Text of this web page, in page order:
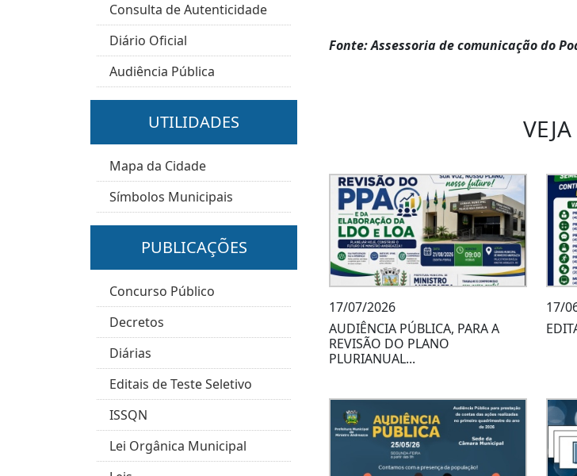
Consulta de Autenticidade
Diário Oficial
Audiência Pública
UTILIDADES
Mapa da Cidade
Símbolos Municipais
PUBLICAÇÕES
Concurso Público
Decretos
Diárias
Editais de Teste Seletivo
ISSQN
Lei Orgânica Municipal
Fonte: Assessoria de comunicação do
17/07/2026
AUDIÊNCIA PÚBLICA, PARA A
REVISÃO DO PLANO
PLURIANUAL...
17/